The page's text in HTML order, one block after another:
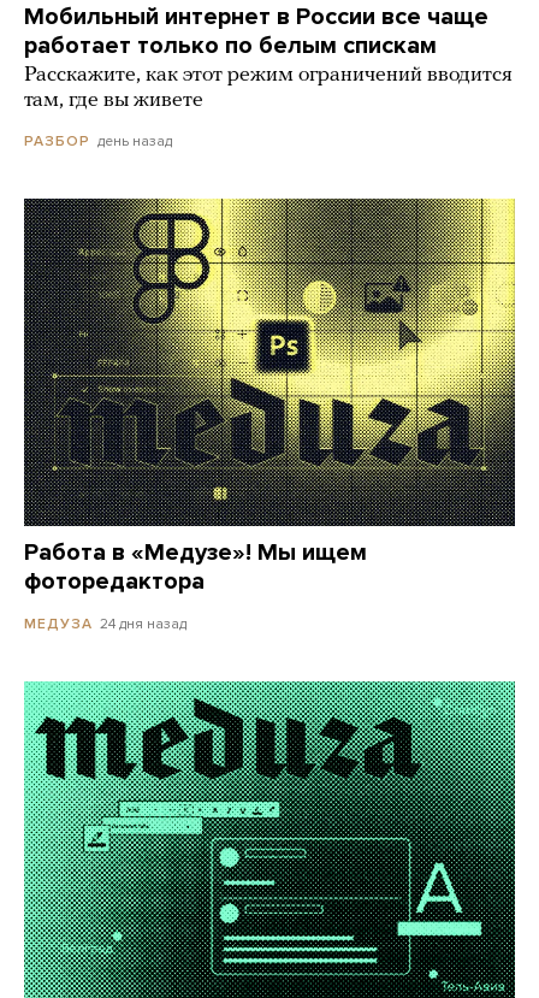
Мобильный интернет в России все чаще
работает только по белым спискам
Расскажите, как этот режим ограничений вводится
там, где вы живете
РАЗБОР день назад
Работа в «Медузе»! Мы ищем
фоторедактора
МЕДУЗА 24 дня назад